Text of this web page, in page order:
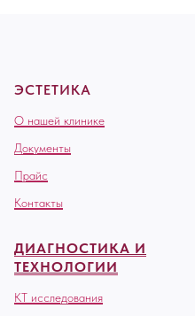
ЭСТЕТИКА
О нашей клинике
Документы
Прайс
Контакты
ДИАГНОСТИКА И
ТЕХНОЛОГИИ
КТ исследования